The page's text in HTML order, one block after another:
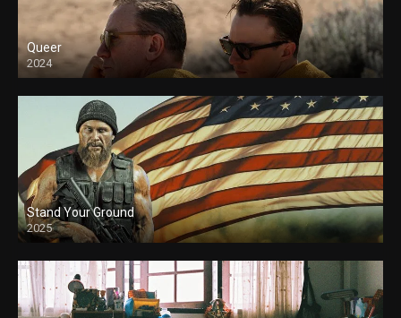
Queer
2024
Stand Your Ground
2025